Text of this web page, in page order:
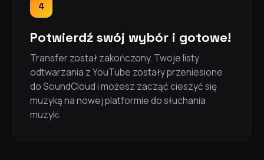
4
Potwierdź swój wybór i gotowe!
Transfer został zakończony. Twoje listy
odtwarzania z YouTube zostały przeniesione
do SoundCloud i możesz zacząć cieszyć się
muzyką na nowej platformie do słuchania
muzyki.